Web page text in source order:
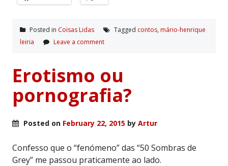
Posted in Coisas Lidas Tagged contos, mário-henrique
leiria
Leave a comment
Erotismo ou
pornografia?
Posted on February 22, 2015 by Artur
Confesso que o “fenómeno” das “50 Sombras de
Grey” me passou praticamente ao lado.